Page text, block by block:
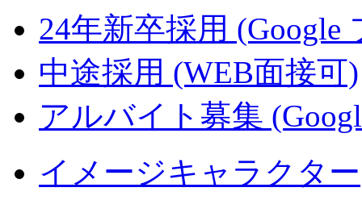
24年新卒採用 (Google
中途採用 (WEB面接可)
アルバイト募集
イメージキャラクター